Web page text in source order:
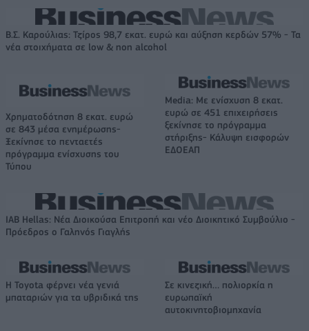
Β.Σ. Καρούλιας: Τζίρος 98,7 εκατ. ευρώ και αύξηση κερδών 57% - Τα
νέα στοιχήματα σε low & non alcohol
Χρηματοδότηση 8 εκατ. ευρώ
σε 843 μέσα ενημέρωσης-
Ξεκίνησε το πενταετές
πρόγραμμα ενίσχυσης του
Τύπου
Media: Με ενίσχυση 8 εκατ.
ευρώ σε 451 επιχειρήσεις
ξεκίνησε το πρόγραμμα
στήριξης- Κάλυψη εισφορών
ΕΔΟΕΑΠ
IAB Hellas: Νέα Διοικούσα Επιτροπή και νέο Διοικητικό Συμβούλιο -
Πρόεδρος ο Γαληνός Γιαγλής
Η Toyota φέρνει νέα γενιά
μπαταριών για τα υβριδικά της
Σε κινεζική… πολιορκία η
ευρωπαϊκή
αυτοκινητοβιομηχανία